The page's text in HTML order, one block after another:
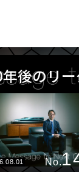
後のリ
No.